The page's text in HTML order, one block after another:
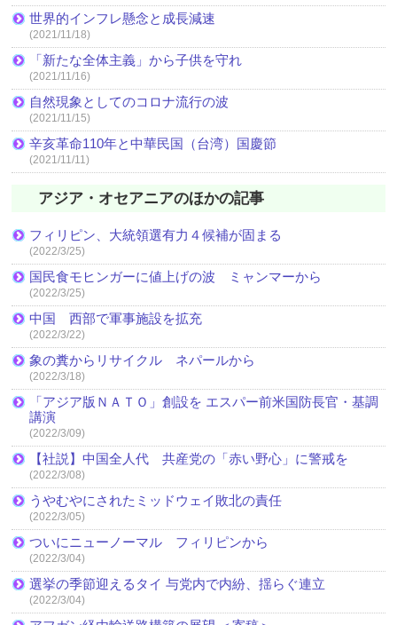
世界的インフレ懸念と成長減速
(2021/11/18)
「新たな全体主義」から子供を守れ
(2021/11/16)
自然現象としてのコロナ流行の波
(2021/11/15)
辛亥革命110年と中華民国（台湾）国慶節
(2021/11/11)
アジア・オセアニアのほかの記事
フィリピン、大統領選有力４候補が固まる
(2022/3/25)
国民食モヒンガーに値上げの波 ミャンマーから
(2022/3/25)
中国 西部で軍事施設を拡充
(2022/3/22)
象の糞からリサイクル ネパールから
(2022/3/18)
「アジア版ＮＡＴＯ」創設を エスパー前米国防長官・基調
講演
(2022/3/09)
【社説】中国全人代 共産党の「赤い野心」に警戒を
(2022/3/08)
うやむやにされたミッドウェイ敗北の責任
(2022/3/05)
ついにニューノーマル フィリピンから
(2022/3/04)
選挙の季節迎えるタイ 与党内で内紛、揺らぐ連立
(2022/3/04)